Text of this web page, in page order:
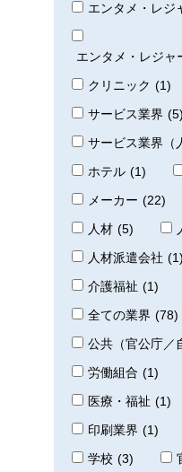
エンタメ・レジ
エンタメ・レジャ
クリニック (1)
サービス業界 (5)
サービス業界（
ホテル (1)
メーカー (22)
人材 (5)
人材派遣会社 (1)
介護福祉 (1)
全ての業界 (78)
公共（官公庁／
労働組合 (1)
医療・福祉 (1)
印刷業界 (1)
学校 (3)